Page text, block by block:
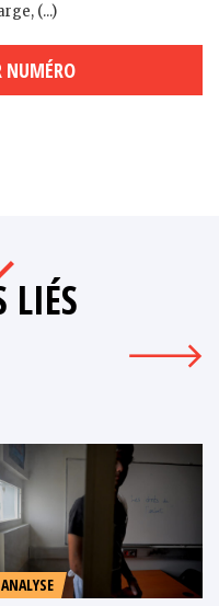
(...)
NUMÉRO
LIÉS
ANALYSE